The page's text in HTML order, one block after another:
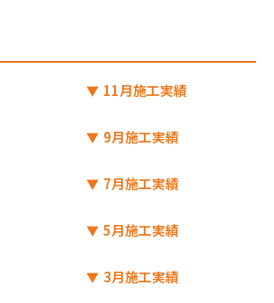
11月施工実績
9月施工実績
7月施工実績
5月施工実績
3月施工実績